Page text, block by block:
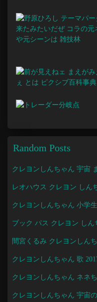
Random Posts
クレヨンしんちゃん 宇宙
レオハウス クレヨン しん
クレヨンしんちゃん 小学
ブック パス クレヨン しん
間宮くるみ クレヨンしん
クレヨンしんちゃん 歌
クレヨンしんちゃん ネネ
クレヨンしんちゃん 宇宙